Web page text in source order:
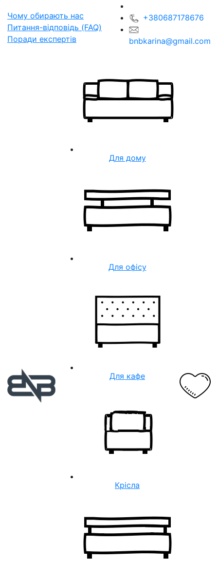
Чому обирають нас
Питання-відповідь (FAQ)
Поради експертів
+380687178676
bnbkarina@gmail.com
Для дому
Для офісу
Для кафе
Крісла